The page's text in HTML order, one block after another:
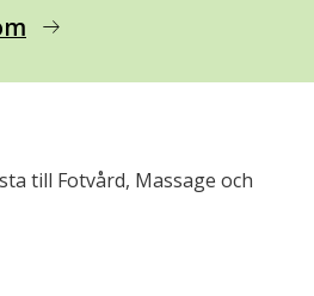
arrow_right_alt
till Fotvård, Massage och